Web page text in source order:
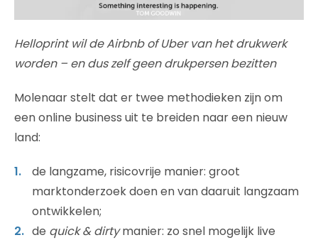
Helloprint wil de Airbnb of Uber van het drukwerk
worden – en dus zelf geen drukpersen bezitten
Molenaar stelt dat er twee methodieken zijn om
een online business uit te breiden naar een nieuw
land:
de langzame, risicovrije manier: groot
marktonderzoek doen en van daaruit langzaam
ontwikkelen;
de quick & dirtymanier: zo snel mogelijk live